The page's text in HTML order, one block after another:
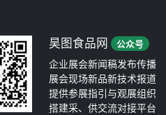
昊图食品网 公众号
企业展会新闻稿发布传播
展会现场新品新技术报道
提供参展指引与观展组织
搭建采、供交流对接平台